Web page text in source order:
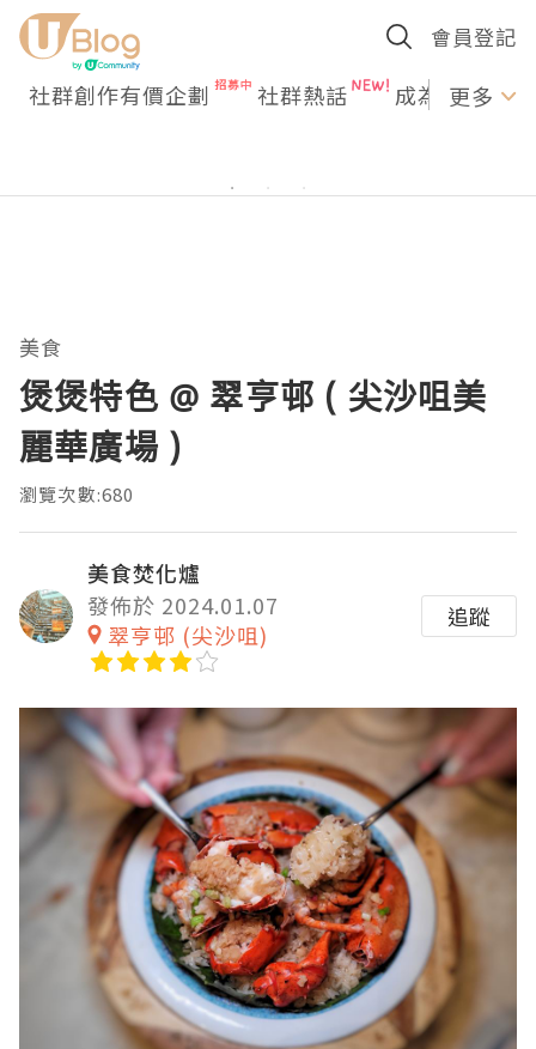
會員登記
社群創作有價企劃 社群熱話 成為U更多
美食
煲煲特色 @ 翠亨邨 ( 尖沙咀美
麗華廣場 )
瀏覽次數:680
美食焚化爐
發佈於 2024.01.07
翠亨邨 (尖沙咀)
追蹤